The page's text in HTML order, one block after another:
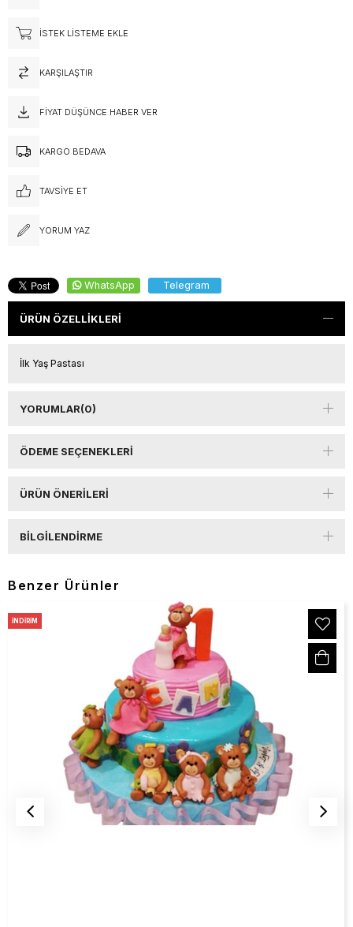
İSTEK LISTEME EKLE
KARŞILAŞTIR
FIYAT DÜŞÜNCE HABER VER
KARGO BEDAVA
TAVSIYE ET
YORUM YAZ
WhatsApp Telegram
ÜRÜN ÖZELLIKLERI
İlk Yaş Pastası
YORUMLAR(0)
ÖDEME SEÇENEKLERI
ÜRÜN ÖNERILERI
BILGILENDIRME
Benzer Ürünler
İNDIRIM